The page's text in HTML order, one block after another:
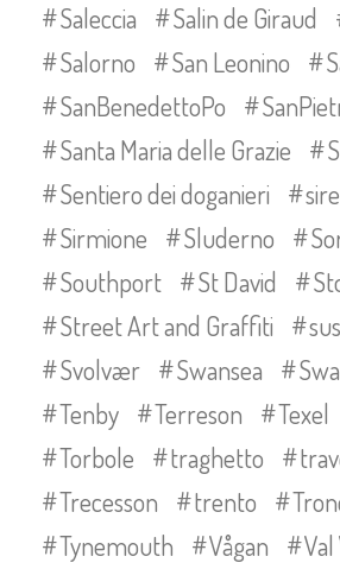
Saleccia
Salin de Giraud
Salorno
San Leonino
SanBenedettoPo
Santa Maria delle Grazie
Sentiero dei doganieri
Sirmione
Sluderno
Southport
St David
Street Art and Graffiti
Svolvær
Swansea
Tenby
Terreson Texel
Torbole
traghetto
Trecesson
trento
Tynemouth
Vågan